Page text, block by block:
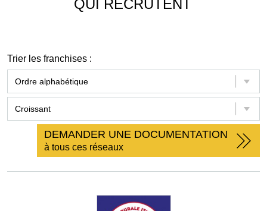
QUI RECRUTENT
Trier les franchises :
DEMANDER UNE DOCUMENTATION
à tous ces réseaux